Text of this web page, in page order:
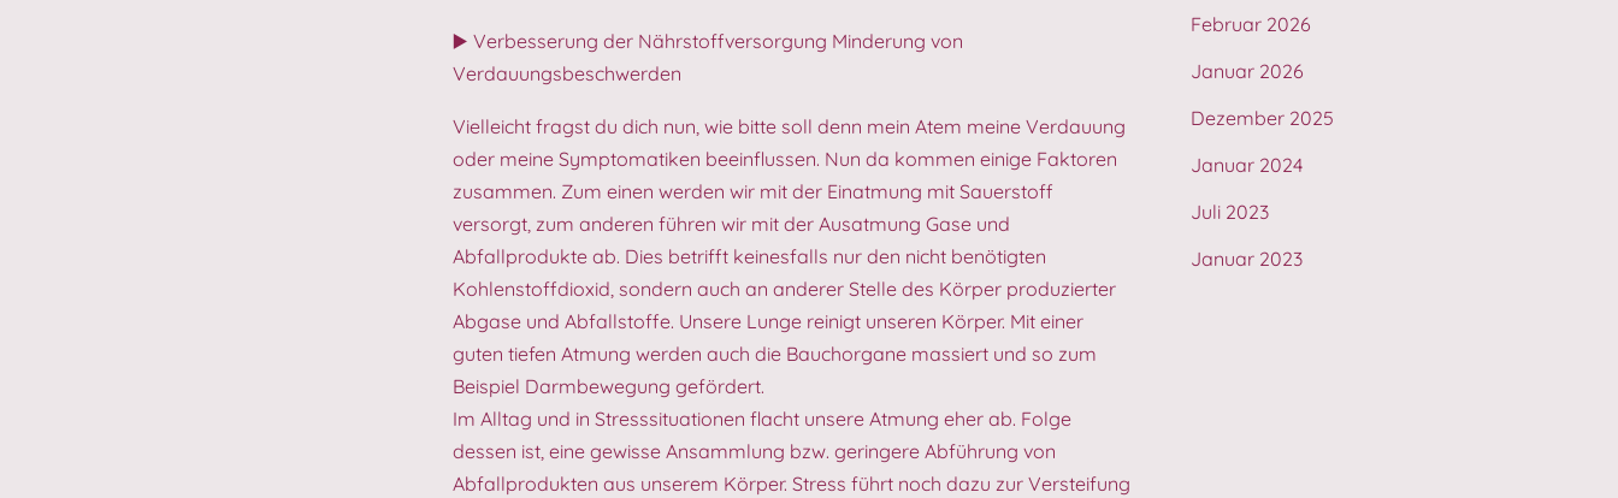
▶️ Verbesserung der Nährstoffversorgung Minderung von
Verdauungsbeschwerden
Vielleicht fragst du dich nun, wie bitte soll denn mein Atem meine Verdauung
oder meine Symptomatiken beeinflussen. Nun da kommen einige Faktoren
zusammen. Zum einen werden wir mit der Einatmung mit Sauerstoff
versorgt, zum anderen führen wir mit der Ausatmung Gase und
Abfallprodukte ab. Dies betrifft keinesfalls nur den nicht benötigten
Kohlenstoffdioxid, sondern auch an anderer Stelle des Körper produzierter
Abgase und Abfallstoffe. Unsere Lunge reinigt unseren Körper. Mit einer
guten tiefen Atmung werden auch die Bauchorgane massiert und so zum
Beispiel Darmbewegung gefördert.
Im Alltag und in Stresssituationen flacht unsere Atmung eher ab. Folge
dessen ist, eine gewisse Ansammlung bzw. geringere Abführung von
Abfallprodukten aus unserem Körper. Stress führt noch dazu zur Versteifung
Februar 2026
Januar 2026
Dezember 2025
Januar 2024
Juli 2023
Januar 2023